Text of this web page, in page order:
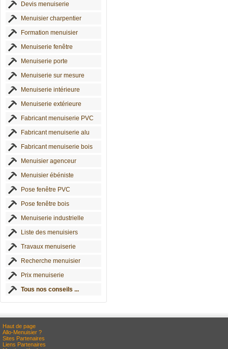
Devis menuiserie
Menuisier charpentier
Formation menuisier
Menuiserie fenêtre
Menuiserie porte
Menuiserie sur mesure
Menuiserie intérieure
Menuiserie extérieure
Fabricant menuiserie PVC
Fabricant menuiserie alu
Fabricant menuiserie bois
Menuisier agenceur
Menuisier ébéniste
Pose fenêtre PVC
Pose fenêtre bois
Menuiserie industrielle
Liste des menuisiers
Travaux menuiserie
Recherche menuisier
Prix menuiserie
Tous nos conseils ...
Haut de page
Allo-Menuisier ?
Sites Partenaires
Liens Partenaires